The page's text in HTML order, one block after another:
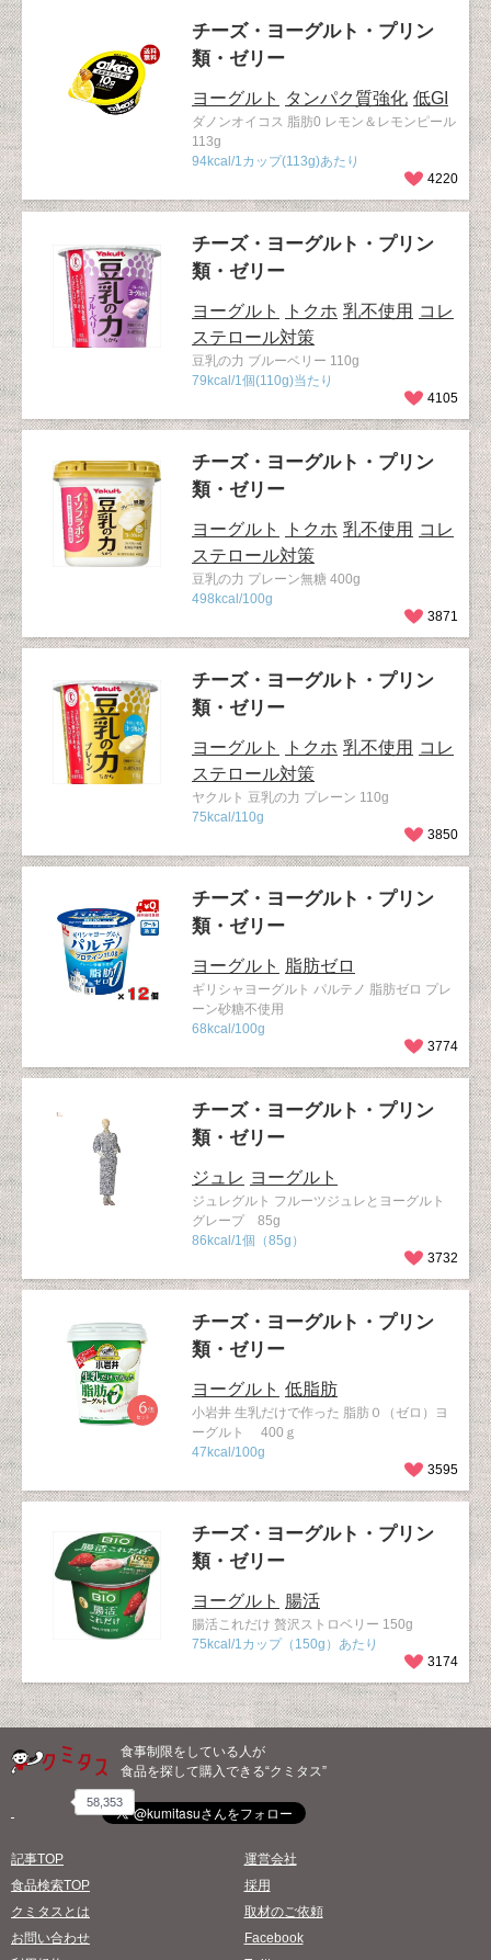
チーズ・ヨーグルト・プリン
類・ゼリー
ヨーグルト タンパク質強化 低GI
ダノンオイコス 脂肪0 レモン＆レモンピール
113g
94kcal/1カップ(113g)あたり
4220
チーズ・ヨーグルト・プリン
類・ゼリー
ヨーグルト トクホ 乳不使用 コレ
ステロール対策
豆乳の力 ブルーベリー 110g
79kcal/1個(110g)当たり
4105
チーズ・ヨーグルト・プリン
類・ゼリー
ヨーグルト トクホ 乳不使用 コレ
ステロール対策
豆乳の力 プレーン無糖 400g
498kcal/100g
3871
チーズ・ヨーグルト・プリン
類・ゼリー
ヨーグルト トクホ 乳不使用 コレ
ステロール対策
ヤクルト 豆乳の力 プレーン 110g
75kcal/110g
3850
チーズ・ヨーグルト・プリン
類・ゼリー
ヨーグルト 脂肪ゼロ
ギリシャヨーグルト パルテノ 脂肪ゼロ プレ
ーン砂糖不使用
68kcal/100g
3774
チーズ・ヨーグルト・プリン
類・ゼリー
ジュレ ヨーグルト
ジュレグルト フルーツジュレとヨーグルト
グレープ 85g
86kcal/1個（85g）
3732
チーズ・ヨーグルト・プリン
類・ゼリー
ヨーグルト 低脂肪
小岩井 生乳だけで作った 脂肪０（ゼロ）ヨ
ーグルト 400ｇ
47kcal/100g
3595
チーズ・ヨーグルト・プリン
類・ゼリー
ヨーグルト 腸活
腸活これだけ 贅沢ストロベリー 150g
75kcal/1カップ（150g）あたり
3174
食事制限をしている人が
食品を探して購入できる“クミタス”
58,353
記事TOP
食品検索TOP
クミタスとは
お問い合わせ
運営会社
採用
取材のご依頼
Facebook